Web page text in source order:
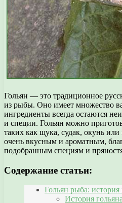
Гольян — это традиционное
из рыбы. Оно имеет множество
ингредиенты всегда остаются
и специи. Гольян можно
таких как щука, судак, окунь
очень вкусным и ароматным,
подобранным специям и
Содержание статьи:
Гольян рыба: история
История